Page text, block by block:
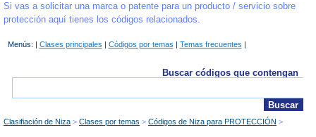
Si vas a solicitar una marca o patente para un producto / servicio sobre
protección aquí tienes los códigos relacionados.
Menús: | Clases principales | Códigos por temas | Temas frecuentes |
Buscar códigos que contengan
Clasifiación de Niza Clases por temas Códigos de Niza para PROTECCIÓN